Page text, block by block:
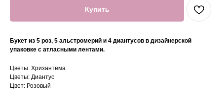
Купить
Букет из 5 роз, 5 альстромерий и 4 диантусов в дизайнерской
упаковке с атласными лентами.
Цветы: Хризантема
Цветы: Диантус
Цвет: Розовый